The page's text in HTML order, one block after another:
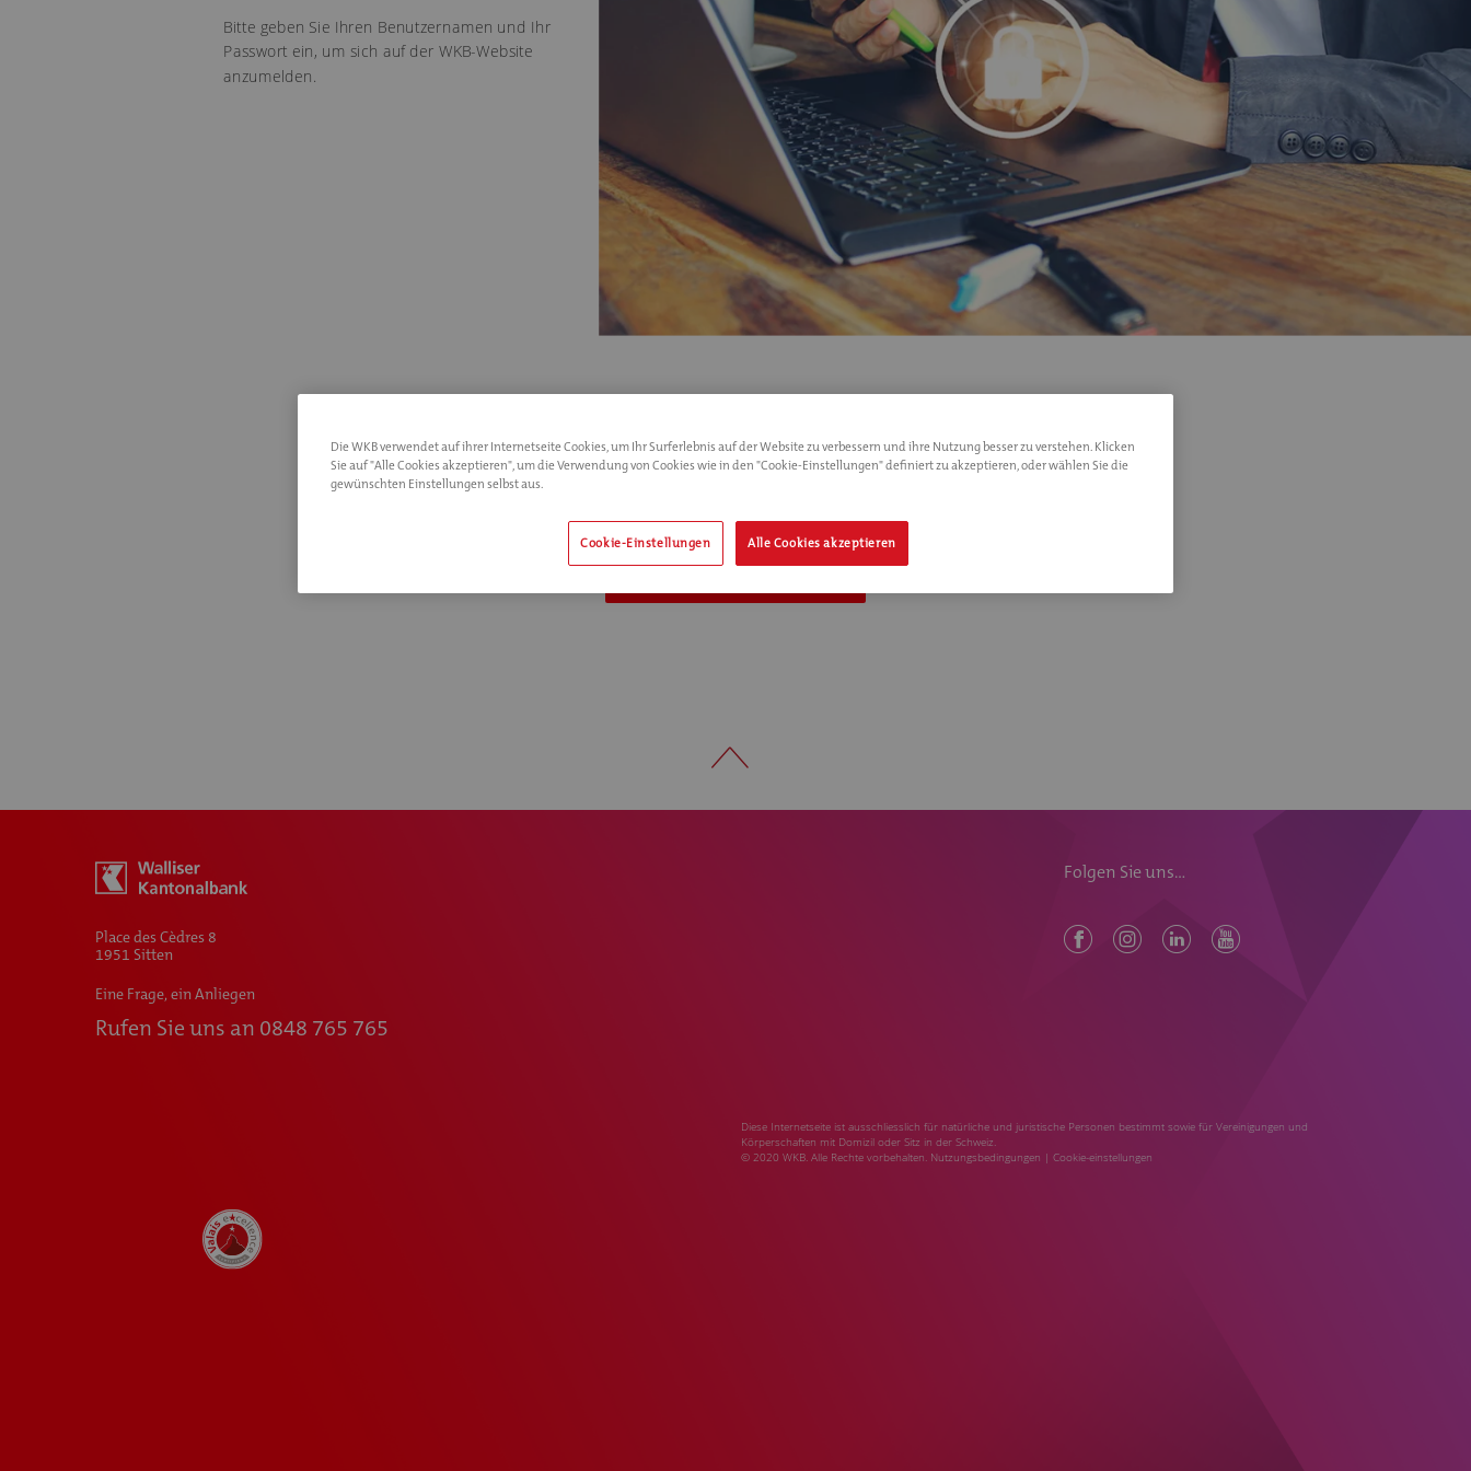
Bitte geben Sie Ihren Benutzernamen und Ihr
Passwort ein, um sich auf der WKB-Website
anzumelden.
Username*
Place des Cèdres 8
1951 Sitten
Folgen Sie uns...
Eine Frage, ein Anliegen
Rufen Sie uns an 0848 765 765
Diese Internetseite ist ausschliesslich für natürliche und juristische Personen bestimmt sowie für Vereinigungen und
Körperschaften mit Domizil oder Sitz in der Schweiz.
© 2020 WKB. Alle Rechte vorbehalten. Nutzungsbedingungen | Cookie-einstellungen
Die WKB verwendet auf ihrer Internetseite Cookies, um Ihr Surferlebnis auf der Website zu verbessern und ihre Nutzung besser zu verstehen. Klicken
Sie auf "Alle Cookies akzeptieren", um die Verwendung von Cookies wie in den "Cookie-Einstellungen" definiert zu akzeptieren, oder wählen Sie die
gewünschten Einstellungen selbst aus.
Cookie-Einstellungen Alle Cookies akzeptieren